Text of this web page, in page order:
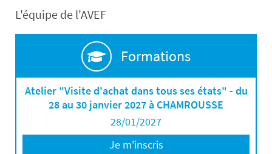
L'équipe de l'AVEF
Formations
Atelier "Visite d'achat dans tous ses états" - du
28 au 30 janvier 2027 à CHAMROUSSE
28/01/2027
Je m'inscris